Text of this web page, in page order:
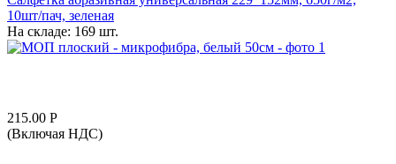
10шт/пач, зеленая
На складе: 169 шт.
215.00 Р
(Включая НДС)